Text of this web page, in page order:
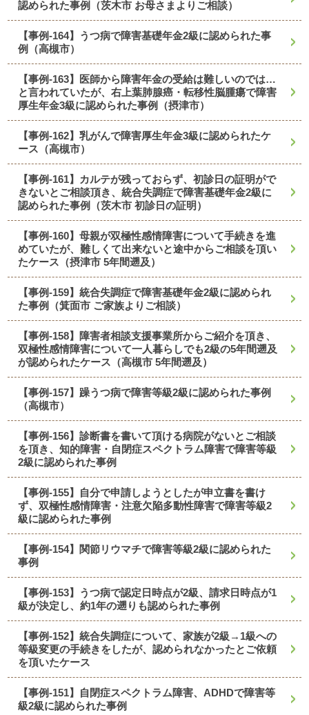
認められた事例（茨木市 お母さまよりご相談）
【事例-164】うつ病で障害基礎年金2級に認められた事
例（高槻市）
【事例-163】医師から障害年金の受給は難しいのでは…
と言われていたが、右上葉肺腺癌・転移性脳腫瘍で障害
厚生年金3級に認められた事例（摂津市）
【事例-162】乳がんで障害厚生年金3級に認められたケ
ース（高槻市）
【事例-161】カルテが残っておらず、初診日の証明がで
きないとご相談頂き、統合失調症で障害基礎年金2級に
認められた事例（茨木市 初診日の証明）
【事例-160】母親が双極性感情障害について手続きを進
めていたが、難しくて出来ないと途中からご相談を頂い
たケース（摂津市 5年間遡及）
【事例-159】統合失調症で障害基礎年金2級に認められ
た事例（箕面市 ご家族よりご相談）
【事例-158】障害者相談支援事業所からご紹介を頂き、
双極性感情障害について一人暮らしでも2級の5年間遡及
が認められたケース（高槻市 5年間遡及）
【事例-157】躁うつ病で障害等級2級に認められた事例
（高槻市）
【事例-156】診断書を書いて頂ける病院がないとご相談
を頂き、知的障害・自閉症スペクトラム障害で障害等級
2級に認められた事例
【事例-155】自分で申請しようとしたが申立書を書け
ず、双極性感情障害・注意欠陥多動性障害で障害等級2
級に認められた事例
【事例-154】関節リウマチで障害等級2級に認められた
事例
【事例-153】うつ病で認定日時点が2級、請求日時点が1
級が決定し、約1年の遡りも認められた事例
【事例-152】統合失調症について、家族が2級→1級への
等級変更の手続きをしたが、認められなかったとご依頼
を頂いたケース
【事例-151】自閉症スペクトラム障害、ADHDで障害等
級2級に認められた事例